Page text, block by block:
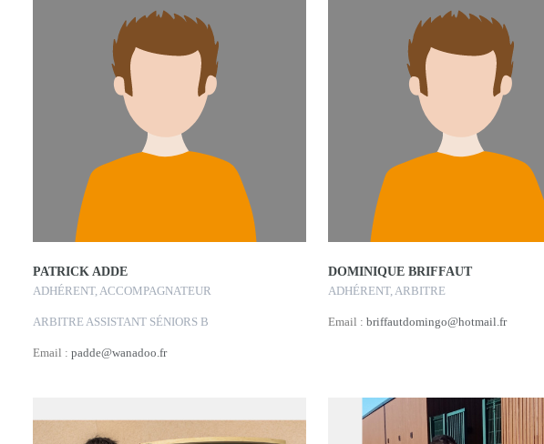
PATRICK ADDE
ADHÉRENT, ACCOMPAGNATEUR
ARBITRE ASSISTANT SÉNIORS B
Email : padde@wanadoo.fr
DOMINIQUE BRIFFAUT
ADHÉRENT, ARBITRE
Email : briffautdomingo@hotmail.fr